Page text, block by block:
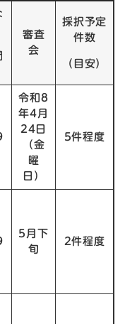
審査
会
採択予定
件数
（目安）
令和8
年4月
24日
（金
曜
日）
5件程度
5月下
旬
2件程度